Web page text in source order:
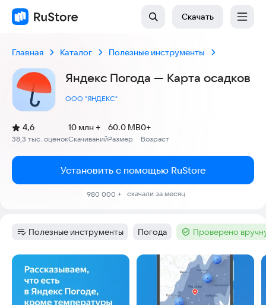
Скачать
Главная Каталог Полезные инструменты
Яндекс Погода — Карта осадков
ООО "ЯНДЕКС"
Рейтинг:
4,6
(
38,3 тыс. оценок
)
Скачиваний
10 млн +
Размер
60.0 MB
Возраст
0+
Установить с помощью RuStore
980 000 + скачали за месяц
Категория:
Полезные инструменты Тег :
Погода Тег :Проверено
Скриншоты